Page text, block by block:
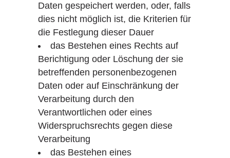
Daten gespeichert werden, oder, falls
dies nicht möglich ist, die Kriterien für
die Festlegung dieser Dauer
das Bestehen eines Rechts auf
Berichtigung oder Löschung der sie
betreffenden personenbezogenen
Daten oder auf Einschränkung der
Verarbeitung durch den
Verantwortlichen oder eines
Widerspruchsrechts gegen diese
Verarbeitung
das Bestehen eines